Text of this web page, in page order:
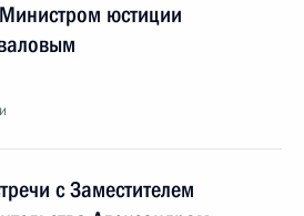
юстиции
с Заместителем